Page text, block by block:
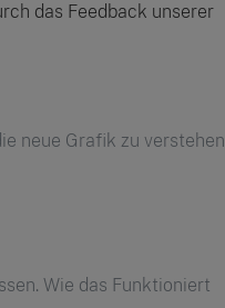
das Feedback unserer
neue Grafik zu verstehen
Wie das Funktioniert